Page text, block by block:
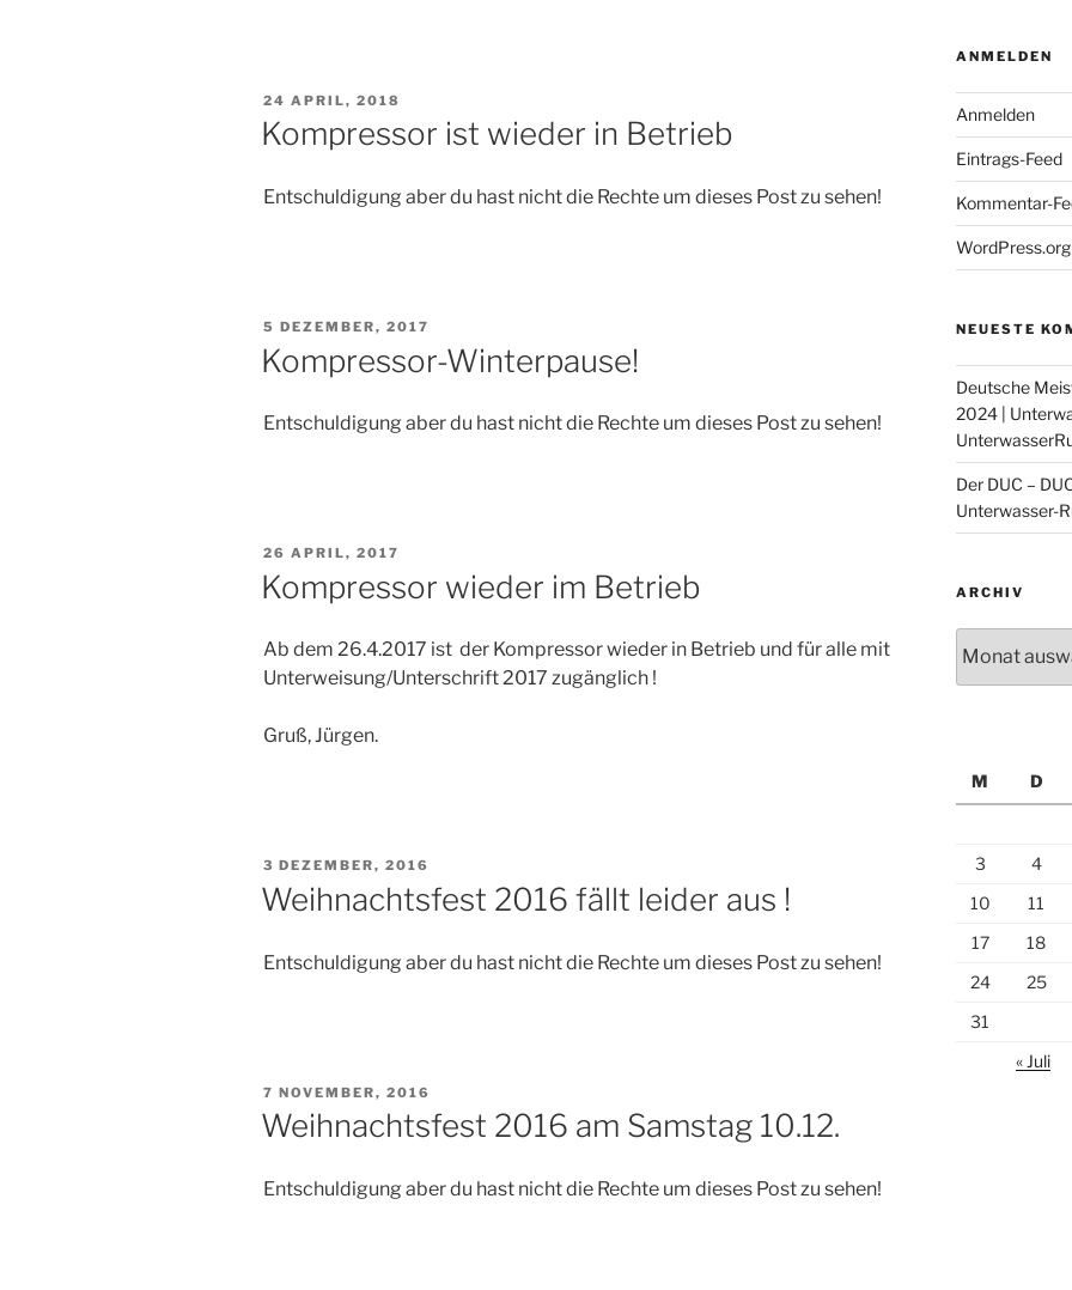
VERÖFFENTLICHT
AM
24 APRIL, 2018
Kompressor ist wieder in Betrieb
Entschuldigung aber du hast nicht die Rechte um dieses Post zu sehen!
VERÖFFENTLICHT
5 DEZEMBER, 2017
Kompressor-Winterpause!
Entschuldigung aber du hast nicht die Rechte um dieses Post zu sehen!
VERÖFFENTLICHT
AM
26 APRIL, 2017
Kompressor wieder im Betrieb
Ab dem 26.4.2017 ist der Kompressor wieder in Betrieb und für alle mit
Unterweisung/Unterschrift 2017 zugänglich !
Gruß, Jürgen.
VERÖFFENTLICHT
AM
3 DEZEMBER, 2016
Weihnachtsfest 2016 fällt leider aus !
Entschuldigung aber du hast nicht die Rechte um dieses Post zu sehen!
VERÖFFENTLICHT
AM
7 NOVEMBER, 2016
Weihnachtsfest 2016 am Samstag 10.12.
Entschuldigung aber du hast nicht die Rechte um dieses Post zu sehen!
Deutscher
Euro
Schweden
Facebook
Die
...
ANMELDEN
Anmelden
Eintrags-Feed
Kommentar-
WordPress.org
NEUESTE
Deutsche
2024 |
Der DUC –
Unterwasser-
ARCHIV
M
D
3
4
10
11
17
18
24
25
31
« Juli